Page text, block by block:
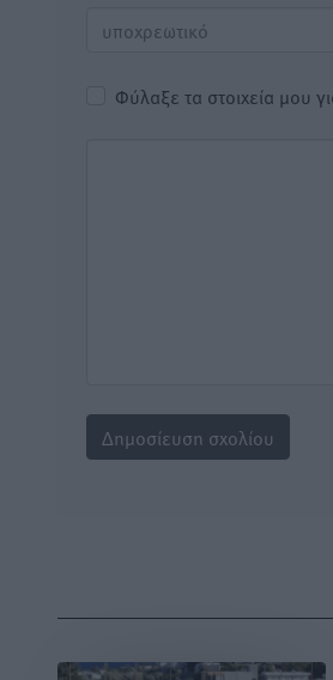
Φύλαξε τα στοιχεία μου